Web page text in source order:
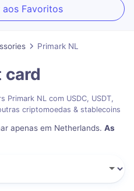
Favoritos
Primark NL
Primark NL com USDC, USDT,
criptomoedas & stablecoins
apenas em Netherlands. As